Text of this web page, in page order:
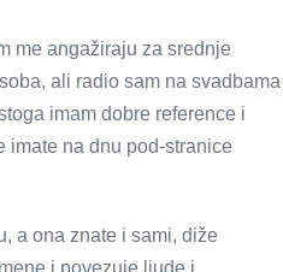
me angažiraju za srednje
ali radio sam na svadbama
imam dobre reference i
imate na dnu pod-stranice
a ona znate i sami, diže